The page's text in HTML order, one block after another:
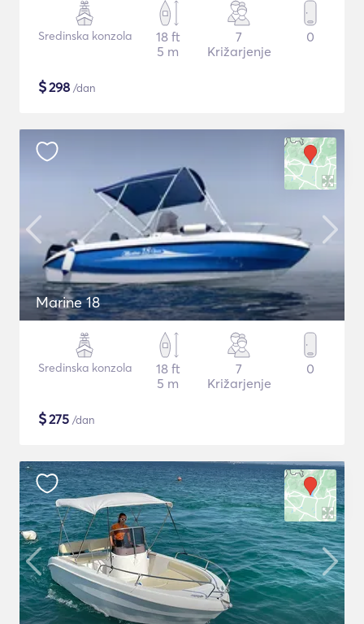
Sredinska konzola
18 ft
5 m
7
Križarjenje
0
$298 /dan
Marine 18
Sredinska konzola
18 ft
5 m
7
Križarjenje
0
$275 /dan